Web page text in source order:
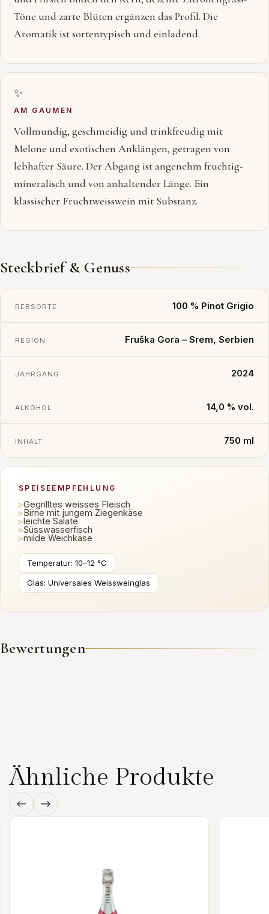
Töne und zarte Blüten ergänzen das Profil. Die
Aromatik ist sortentypisch und einladend.
✨
AM GAUMEN
Vollmundig, geschmeidig und trinkfreudig mit
Melone und exotischen Anklängen, getragen von
lebhafter Säure. Der Abgang ist angenehm fruchtig-
mineralisch und von anhaltender Länge. Ein
klassischer Fruchtweisswein mit Substanz.
Steckbrief & Genuss
REBSORTE 100 % Pinot Grigio
REGION Fruška Gora – Srem, Serbien
JAHRGANG 2024
ALKOHOL 14,0 % vol.
INHALT 750 ml
SPEISEEMPFEHLUNG
▹Gegrilltes weisses Fleisch
▹Birne mit jungem Ziegenkäse
▹leichte Salate
▹Süsswasserfisch
▹milde Weichkäse
Temperatur: 10–12 °C
Glas: Universales Weissweinglas
Bewertungen
Ähnliche Produkte